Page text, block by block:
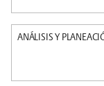
ANÁLISIS Y